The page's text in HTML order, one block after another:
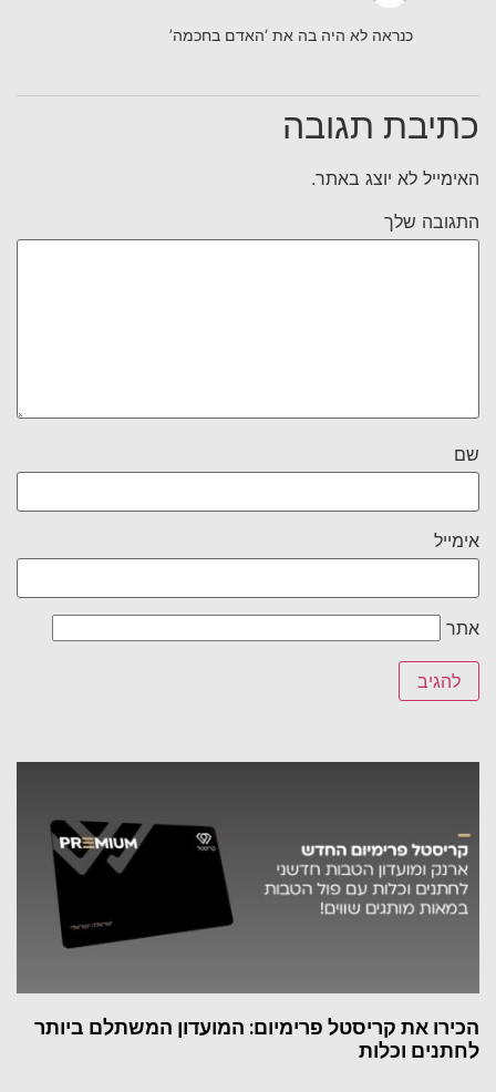
כנראה לא היה בה את ‘האדם בחכמה’
כתיבת תגובה
האימייל לא יוצג באתר.
התגובה שלך
שם
אימייל
אתר
הכירו את קריסטל פרימיום: המועדון המשתלם ביותר
לחתנים וכלות